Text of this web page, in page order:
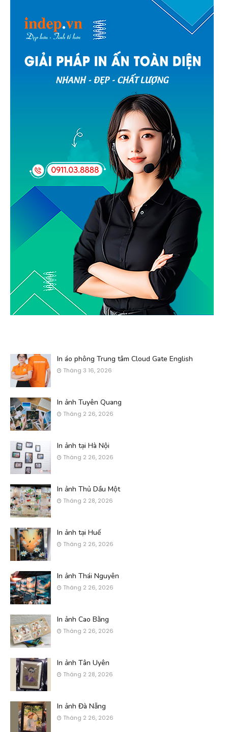
In áo phông Trung tâm Cloud Gate English
Tháng 3 16, 2026
In ảnh Tuyên Quang
Tháng 2 26, 2026
In ảnh tại Hà Nội
Tháng 2 26, 2026
In ảnh Thủ Dầu Một
Tháng 2 28, 2026
In ảnh tại Huế
Tháng 2 26, 2026
In ảnh Thái Nguyên
Tháng 2 26, 2026
In ảnh Cao Bằng
Tháng 2 26, 2026
In ảnh Tân Uyên
Tháng 2 28, 2026
In ảnh Đà Nẵng
Tháng 2 26, 2026